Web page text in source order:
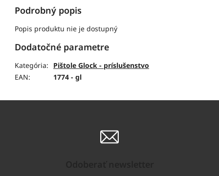
Podrobný popis
Popis produktu nie je dostupný
Dodatočné parametre
Kategória:
Pištole Glock - príslušenstvo
EAN: 1774 - gl